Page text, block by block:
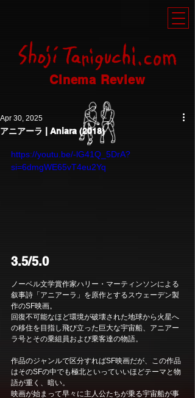
Cinema Review
アニアーラ | Aniara (2018)
Apr 30, 2025
https://youtu.be/-lG41Q_5DrA?
si=6dmgWE65vT4eu2Yq
3.5/5.0
ノーベル文学賞作家ハリー・マーティンソンによる
叙事詩「アニアーラ」を原作とするスウェーデン製
作のSF映画。
回復不可能なほど環境が破壊された地球から火星へ
の移住を目指し飛び立った巨大な宇宙船、アニアー
ラ号とその乗組員および乗客達の物語。
作品のジャンルで区分すればSF映画だが、この作品
はそのSFの中でも極北といっていいほどテーマと物
語が重く、暗い。
映画が始まって早々に主人公たちが乗る宇宙船が事